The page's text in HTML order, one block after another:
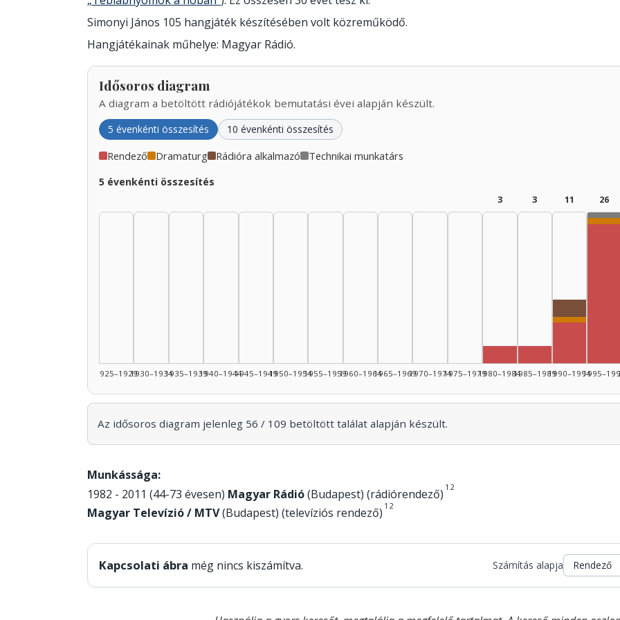
Simonyi János 105 hangjáték készítésében volt közreműködő.
Hangjátékainak műhelye: Magyar Rádió.
Idősoros diagram
A diagram a betöltött rádiójátékok bemutatási évei alapján készült.
5 évenkénti összesítés 10 évenkénti összesítés
Rendező Dramaturg Rádióra alkalmazó Technikai munkatárs
5 évenkénti összesítés
1925–19291930–19341935–19391940–19441945–19491950–19541955–19591960–19641965–19691970–19741975–1979
3
Rendező, 1980–1984: 3
1980–1984
3
Rendező,
1985–1989
11
Rádióra
1990–1994
26
Az idősoros diagram jelenleg 56 / 109 betöltött találat alapján készült.
Munkássága:
1982 - 2011 (44-73 évesen) Magyar Rádió(Budapest) (rádiórendező) 1 2
Magyar Televízió / MTV(Budapest) (televíziós rendező) 1 2
Kapcsolati ábra még nincs kiszámítva. Számítás alapja